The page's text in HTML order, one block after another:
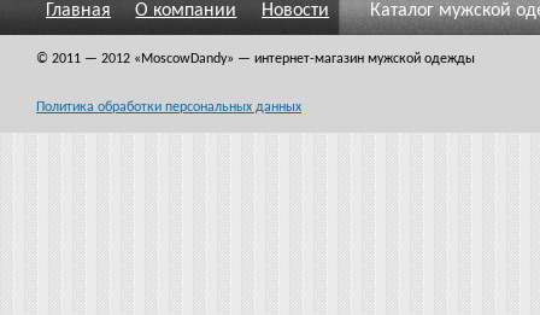
Главная О компании Новости Каталог мужской
© 2011 — 2012 «MoscowDandy» — интернет-магазин мужской одежды
Политика обработки персональных данных